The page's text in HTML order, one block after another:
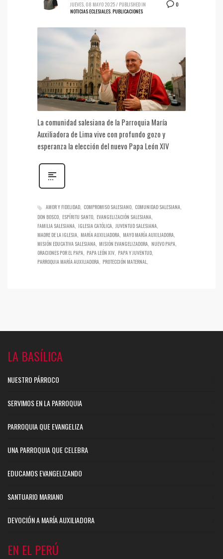
0
JUEVES, 08 MAYO 2025/ PUBLISHED IN
NOTICIAS ECLESIALES,PUBLICACIONES
La comunidad salesiana de la Parroquia María
Auxiliadora de Lima vive con profundo gozo y
esperanza la elección del nuevo Papa León XIV
AMOR Y FIDELIDAD COMPROMISO SALESIANO COMUNIDAD SALESIANA
DON BOSCO ESPÍRITU SANTO EVANGELIZACIÓN SALESIANA
FAMILIA SALESIANA IGLESIA CATÓLICA JUVENTUD SALESIANA
MADRE DE LA IGLESIA MARÍA AUXILIADORA MAYO MARÍA AUXILIADORA
MISIÓN EDUCATIVA SALESIANA MISIÓN EVANGELIZADORA NUEVO PAPA
ORACIONES POR EL PAPA PAPA LEÓN XIV PAPA Y JUVENTUD
PARROQUIA MARÍA AUXILIADORA PROTECCIÓN MATERNAL
LA BASÍLICA
NUESTRO PÁRROCO
SERVIMOS EN LA PARROQUIA
PARROQUIA QUE EVANGELIZA
UNA PARROQUIA QUE CELEBRA
EDUCAMOS EVANGELIZANDO
SANTUARIO MARIANO
DEVOCIÓN A MARÍA AUXILIADORA
EN EL PERÚ